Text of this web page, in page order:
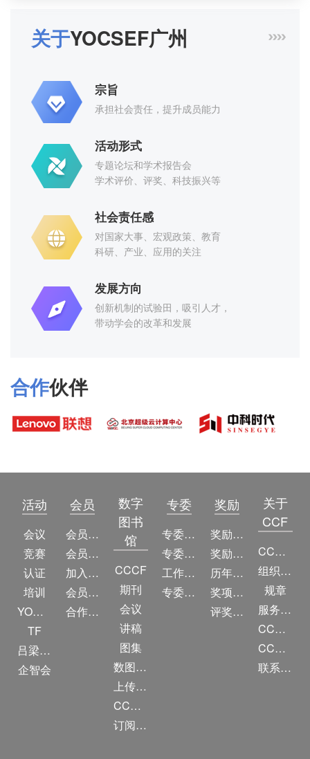
CCF YOCSEF广州将于2017年6月11日在华南理工大学举办“智能媒体系统”专题报告会
CCF YOCSEF广州于2017年6月11日成功举办“智能媒体系统”专题报告会
CCF YOCSEF广州将于2017年6月10日在华南师范大学举办“社交网络及教育大数据”专题论坛
关于YOCSEF广州
宗旨
承担社会责任，提升成员能力
活动形式
专题论坛和学术报告会
学术评价、评奖、科技振兴等
社会责任感
对国家大事、宏观政策、教育
科研、产业、应用的关注
发展方向
创新机制的试验田，吸引人才，
带动学会的改革和发展
合作伙伴
活动
会议
竞赛
认证
培训
YOCSEF
TF
吕梁振兴
企智会
会员
会员简介
会员权益
加入CCF
会员交费
合作伙伴
数字
图书
馆
CCCF
期刊
会议
讲稿
图集
数图编审委员会
上传/发布作品
CCF DL Focus
订阅《计算》
专委
专委简介
专委条例
工作问答
专委名单
奖励
奖励动态
奖励目录
历年获奖名单
奖项推荐
评奖条例
关于
CCF
CCF简介
组织机构
规章
服务项目
CCF大事记
CCF创建60周年
联系我们